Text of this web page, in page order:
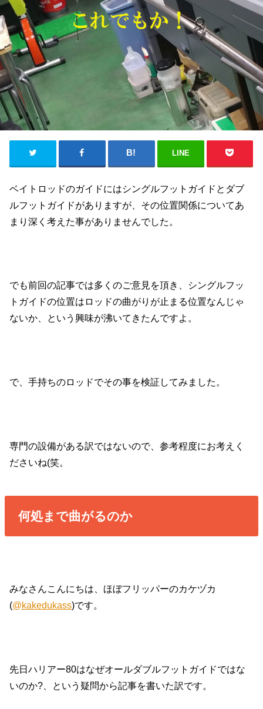
LINE
ベイトロッドのガイドにはシングルフットガイドとダブ
ルフットガイドがありますが、その位置関係についてあ
まり深く考えた事がありませんでした。
でも前回の記事では多くのご意見を頂き、シングルフッ
トガイドの位置はロッドの曲がりが止まる位置なんじゃ
ないか、という興味が沸いてきたんですよ。
で、手持ちのロッドでその事を検証してみました。
専門の設備がある訳ではないので、参考程度にお考えく
ださいね(笑。
何処まで曲がるのか
みなさんこんにちは、ほぼフリッパーのカケヅカ
(@kakedukass)です。
先日ハリアー80はなぜオールダブルフットガイドではな
いのか?、という疑問から記事を書いた訳です。